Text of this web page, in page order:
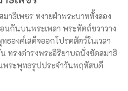
าธิเพชร หงายฝ่าพระบาททั้งสอง
นกันบนพระเพลา พระหัตถ์ขวาวาง
องค์เสด็จออกโปรดสัตว์ในเวลา
น ทรงดำรงพระอิริยาบถนั่งขัดสมาธิ
พระพุทธรูปประจำวันพฤหัสบดี